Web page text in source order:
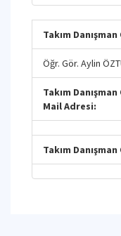
Takım
Öğr. Gör. Aylin
Takım
Mail Adresi:
Takım